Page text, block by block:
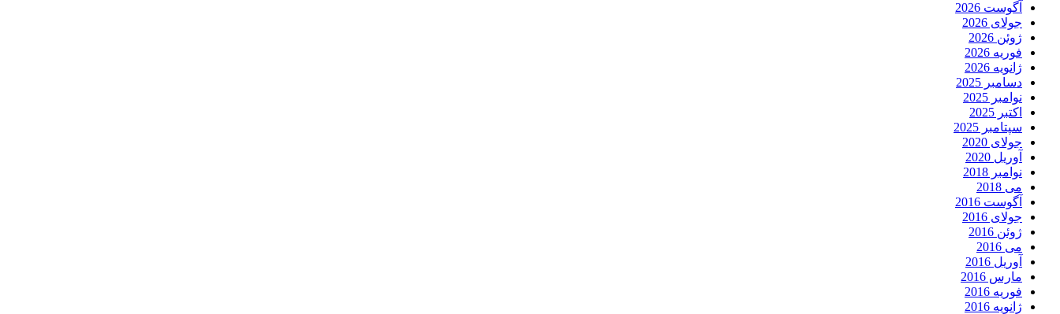
آگوست 2026
جولای 2026
ژوئن 2026
فوریه 2026
ژانویه 2026
دسامبر 2025
نوامبر 2025
اکتبر 2025
سپتامبر 2025
جولای 2020
آوریل 2020
نوامبر 2018
می 2018
آگوست 2016
جولای 2016
ژوئن 2016
می 2016
آوریل 2016
مارس 2016
فوریه 2016
ژانویه 2016